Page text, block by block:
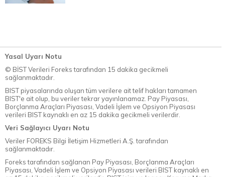
Yasal Uyarı Notu
© BİST Verileri Foreks tarafından 15 dakika gecikmeli
sağlanmaktadır.
BIST piyasalarında oluşan tüm verilere ait telif hakları tamamen
BIST'e ait olup, bu veriler tekrar yayınlanamaz. Pay Piyasası,
Borçlanma Araçları Piyasası, Vadeli İşlem ve Opsiyon Piyasası
verileri BIST kaynaklı en az 15 dakika gecikmeli verilerdir.
Veri Sağlayıcı Uyarı Notu
Veriler FOREKS Bilgi İletişim Hizmetleri A.Ş. tarafından
sağlanmaktadır.
Foreks tarafından sağlanan Pay Piyasası, Borçlanma Araçları
Piyasası, Vadeli İşlem ve Opsiyon Piyasası verileri BIST kaynaklı en